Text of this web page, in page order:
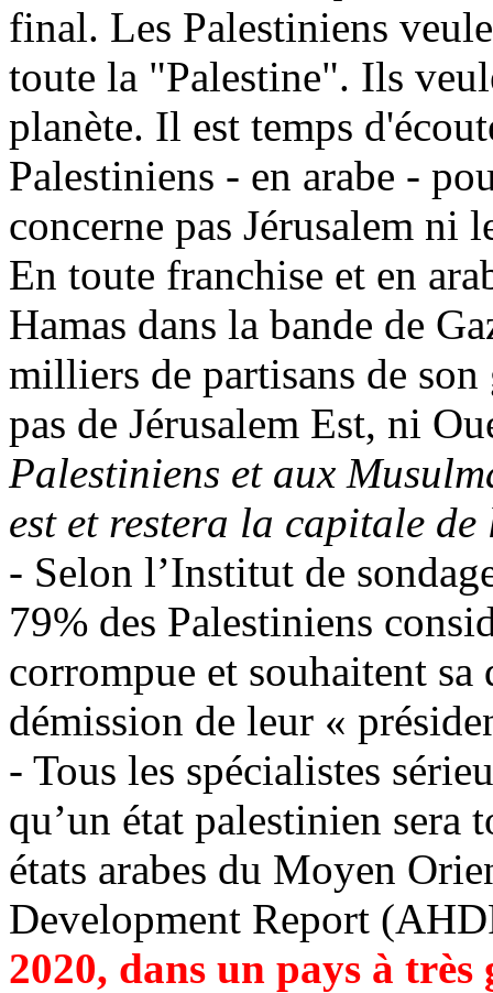
final. Les Palestiniens
toute la "Palestine". Ils
planète. Il est temps
Palestiniens - en arabe -
concerne pas Jérusalem ni
En toute franchise et en
Hamas dans la bande de
milliers de partisans de
pas de Jérusalem Est, ni
Palestiniens et aux
est et restera la capitale
- Selon l’Institut de
79% des Palestiniens
corrompue et souhaitent
démission de leur «
- Tous les spécialistes
qu’un état palestinien
états arabes du Moyen
Development Report
2020, dans un pays à